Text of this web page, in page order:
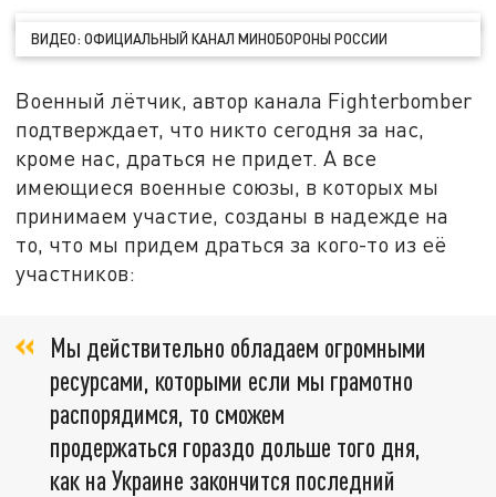
ВИДЕО: ОФИЦИАЛЬНЫЙ КАНАЛ МИНОБОРОНЫ РОССИИ
Военный лётчик, автор канала Fighterbomber
подтверждает, что никто сегодня за нас,
кроме нас, драться не придет. А все
имеющиеся военные союзы, в которых мы
принимаем участие, созданы в надежде на
то, что мы придем драться за кого-то из её
участников:
Мы действительно обладаем огромными
ресурсами, которыми если мы грамотно
распорядимся, то сможем
продержаться гораздо дольше того дня,
как на Украине закончится последний